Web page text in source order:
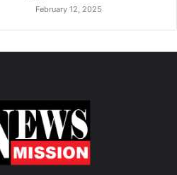
February 12, 2025